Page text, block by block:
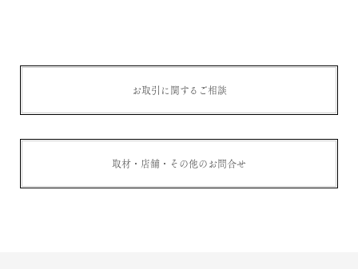
お取引に関するご相談
取材・店舗・その他のお問合せ